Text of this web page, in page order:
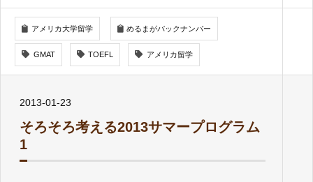
アメリカ大学留学 めるまがバックナンバー
GMAT TOEFL アメリカ留学
2013-01-23
そろそろ考える2013サマープログラム
1